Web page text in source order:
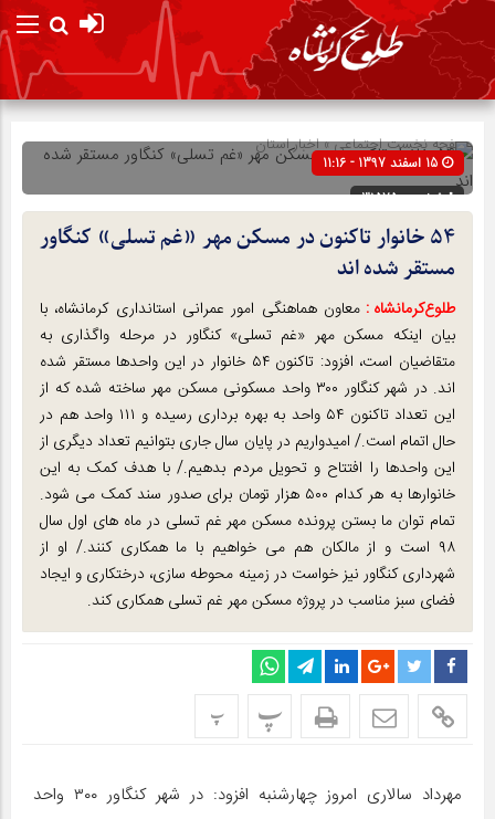
صفحه نخستاجتماعی»اخبار استان
شناسه : 31575
۵۴ خانوار تاکنون در مسکن مهر «غم تسلی» کنگاور
مستقر شده اند
طلوع‌‌کرمانشاه : معاون هماهنگی امور عمرانی استانداری کرمانشاه، با
بیان اینکه مسکن مهر «غم تسلی» کنگاور در مرحله واگذاری به
متقاضیان است، افزود: تاکنون ۵۴ خانوار در این واحدها مستقر شده
اند. در شهر کنگاور ۳۰۰ واحد مسکونی مسکن مهر ساخته شده که از
این تعداد تاکنون ۵۴ واحد به بهره برداری رسیده و ۱۱۱ واحد هم در
حال اتمام است./ امیدواریم در پایان سال جاری بتوانیم تعداد دیگری از
این واحدها را افتتاح و تحویل مردم بدهیم./ با هدف کمک به این
خانوارها به هر کدام ۵۰۰ هزار تومان برای صدور سند کمک می شود.
تمام توان ما بستن پرونده مسکن مهر غم تسلی در ماه های اول سال
۹۸ است و از مالکان هم می خواهیم با ما همکاری کنند./ او از
شهرداری کنگاور نیز خواست در زمینه محوطه سازی، درختکاری و ایجاد
فضای سبز مناسب در پروژه مسکن مهر غم تسلی همکاری کند.
پ پ
مهرداد سالاری امروز چهارشنبه افزود: در شهر کنگاور ۳۰۰ واحد